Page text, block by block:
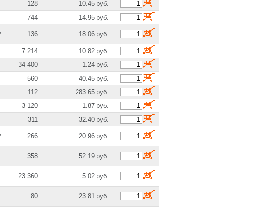
128 10.45 руб.
744 14.95 руб.
136 18.06 руб.
7 214 10.82 руб.
34 400 1.24 руб.
560 40.45 руб.
112 283.65 руб.
3 120 1.87 руб.
311 32.40 руб.
266 20.96 руб.
358 52.19 руб.
23 360 5.02 руб.
80 23.81 руб.